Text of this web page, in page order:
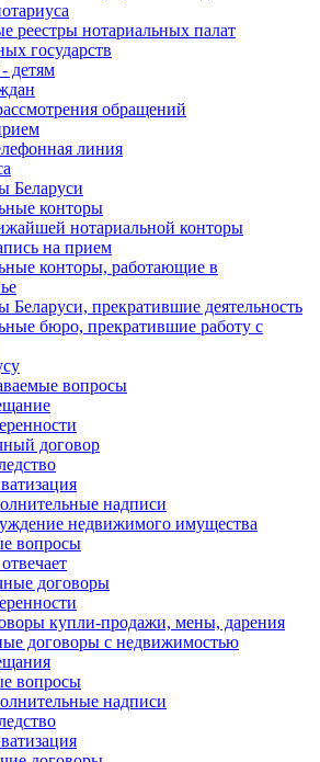
реестры нотариальных палат
государств
детям
обращений
линия
Беларуси
конторы
нотариальной конторы
на прием
конторы, работающие в
Беларуси, прекратившие деятельность
бюро, прекратившие работу с
вопросы
договор
надписи
недвижимого имущества
вопросы
договоры
купли-продажи, мены, дарения
договоры с недвижимостью
вопросы
надписи